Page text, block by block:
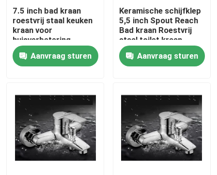
Neem contact met ons op
Nieuws
RVS wastafelkraan
De Tapkraan van het roestvrij staalbad
7.5 inch bad kraan
roestvrij staal keuken
kraan voor
huisverbetering
Aanvraag sturen
Keramische schijfklep
5,5 inch Spout Reach
Bad kraan Roestvrij
staal toilet kraan
Aanvraag sturen